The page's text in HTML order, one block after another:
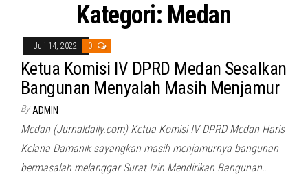
Kategori: Medan
Juli 14, 2022 0
Ketua Komisi IV DPRD Medan Sesalkan
Bangunan Menyalah Masih Menjamur
By ADMIN
Medan (Jurnaldaily.com) Ketua Komisi IV DPRD Medan Haris
Kelana Damanik sayangkan masih menjamurnya bangunan
bermasalah melanggar Surat Izin Mendirikan Bangunan…